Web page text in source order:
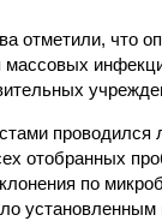
отметили, что
массовых
проводился
отобранных
по